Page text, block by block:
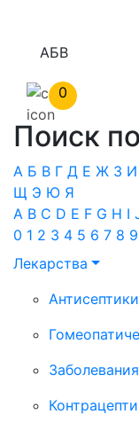
АБВ
0
Поиск
А Б В Г Д Е Ж З И
Щ Э Ю Я
A B C D E F G H I
0 1 2 3 4 5 6 7 8 9
Лекарства